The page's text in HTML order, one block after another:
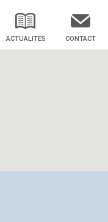
ACTUALITÉS CONTACT